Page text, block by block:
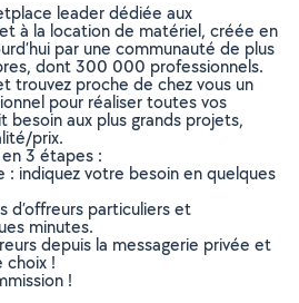
leader dédiée aux
à la location de matériel, créée en
par une communauté de plus
dont 300 000 professionnels.
trouvez proche de chez vous un
pour réaliser toutes vos
aux plus grands projets,
prix.
3 étapes :
: indiquez votre besoin en quelques
d’offreurs particuliers et
minutes.
depuis la messagerie privée et
choix !
!